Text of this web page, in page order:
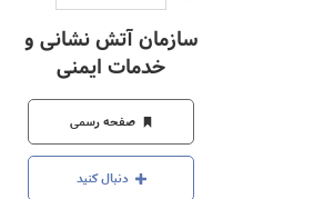
شرکت‌ها،
سازمان‌ها
و
روابط
عمومی‌ها
سازمان آتش نشانی و
خدمات ایمنی
صفحه رسمی
دنبال کنید